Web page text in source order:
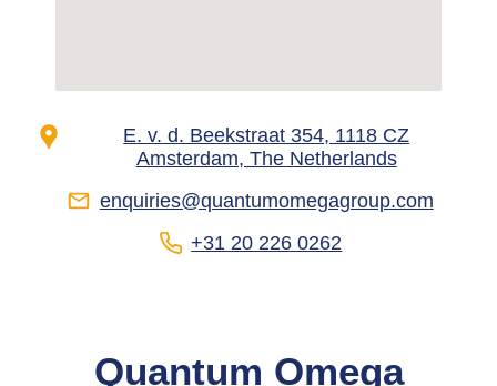
E. v. d. Beekstraat 354, 1118 CZ
Amsterdam, The Netherlands
enquiries@quantumomegagroup.com
+31 20 226 0262
Quantum Omega